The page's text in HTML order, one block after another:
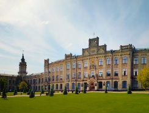
to
content